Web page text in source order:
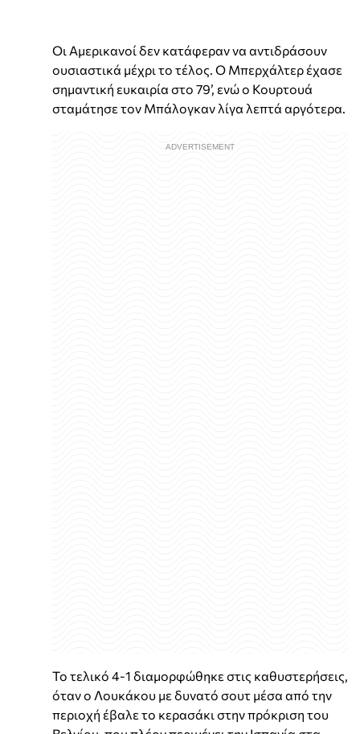
Οι Αμερικανοί δεν κατάφεραν να αντιδράσουν
ουσιαστικά μέχρι το τέλος. Ο Μπερχάλτερ έχασε
σημαντική ευκαιρία στο 79’, ενώ ο Κουρτουά
σταμάτησε τον Μπάλογκαν λίγα λεπτά αργότερα.
Το τελικό 4-1 διαμορφώθηκε στις καθυστερήσεις,
όταν ο Λουκάκου με δυνατό σουτ μέσα από την
περιοχή έβαλε το κερασάκι στην πρόκριση του